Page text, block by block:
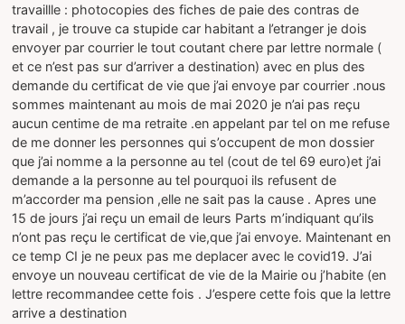
travaillle : photocopies des fiches de paie des contras de
travail , je trouve ca stupide car habitant a l’etranger je dois
envoyer par courrier le tout coutant chere par lettre normale (
et ce n’est pas sur d’arriver a destination) avec en plus des
demande du certificat de vie que j’ai envoye par courrier .nous
sommes maintenant au mois de mai 2020 je n’ai pas reçu
aucun centime de ma retraite .en appelant par tel on me refuse
de me donner les personnes qui s’occupent de mon dossier
que j’ai nomme a la personne au tel (cout de tel 69 euro)et j’ai
demande a la personne au tel pourquoi ils refusent de
m’accorder ma pension ,elle ne sait pas la cause . Apres une
15 de jours j’ai reçu un email de leurs Parts m’indiquant qu’ils
n’ont pas reçu le certificat de vie,que j’ai envoye. Maintenant en
ce temp CI je ne peux pas me deplacer avec le covid19. J’ai
envoye un nouveau certificat de vie de la Mairie ou j’habite (en
lettre recommandee cette fois . J’espere cette fois que la lettre
arrive a destination